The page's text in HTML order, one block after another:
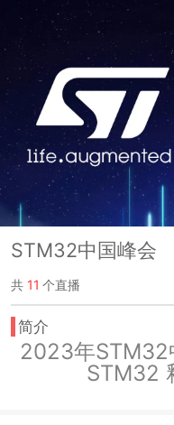
STM32中国峰会
共 11 个直播
简介
2023年STM32
STM32